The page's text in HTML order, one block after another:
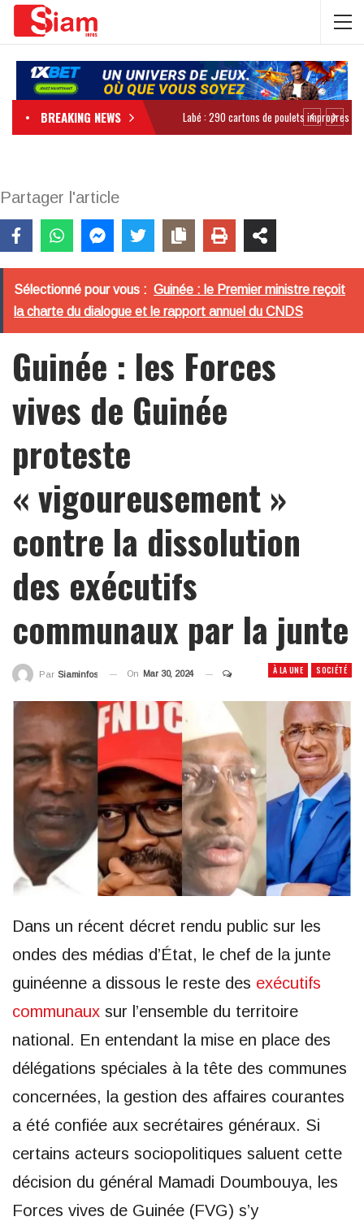
BREAKING NEWS
Partager l'article
Sélectionné pour vous : Guinée : le Premier ministre reçoit
la charte du dialogue et le rapport annuel du CNDS
Guinée : les Forces
vives de Guinée
proteste
« vigoureusement »
contre la dissolution
des exécutifs
communaux par la junte
À LA UNE SOCIÉTÉ
Par Siaminfos On Mar 30, 2024
Dans un récent décret rendu public sur les
ondes des médias d’État, le chef de la junte
guinéenne a dissous le reste des exécutifs
communaux sur l’ensemble du territoire
national. En entendant la mise en place des
délégations spéciales à la tête des communes
concernées, la gestion des affaires courantes
a été confiée aux secrétaires généraux. Si
certains acteurs sociopolitiques saluent cette
décision du général Mamadi Doumbouya, les
Forces vives de Guinée (FVG) s’y